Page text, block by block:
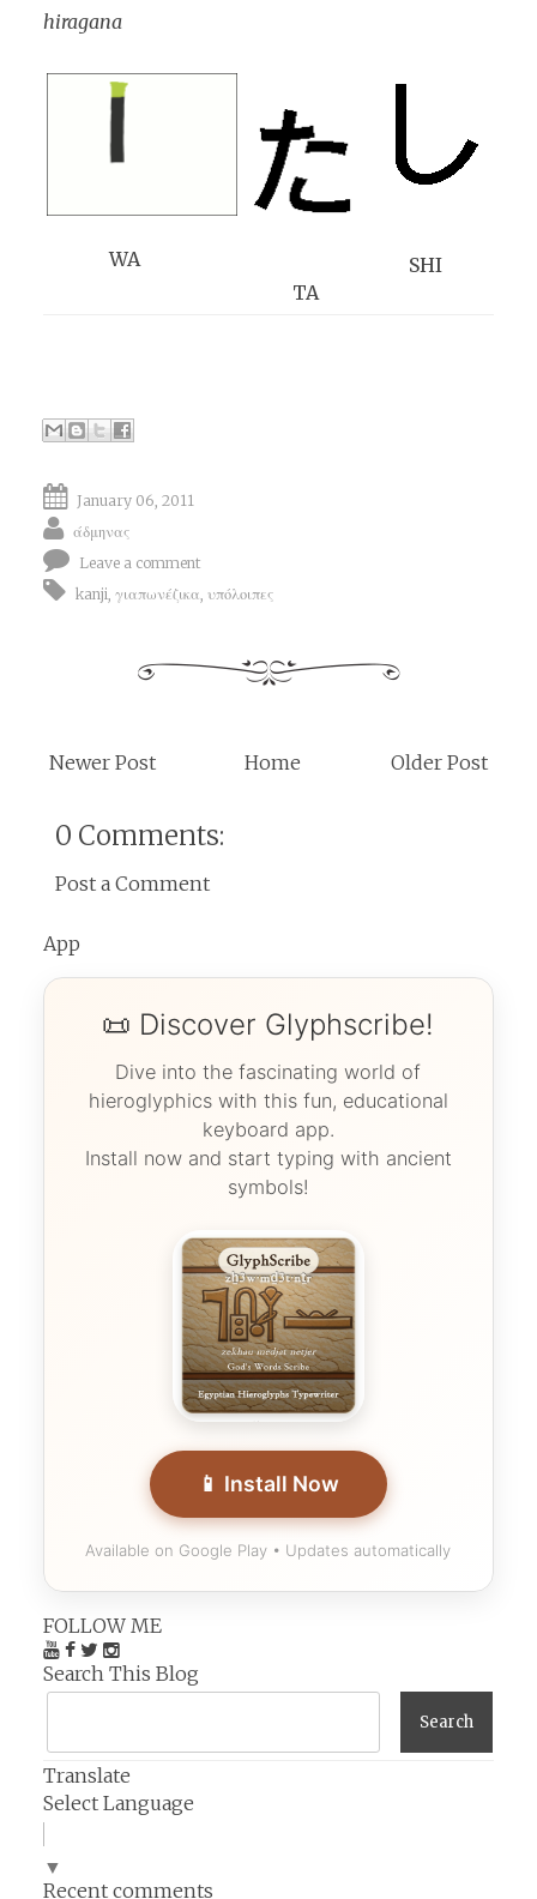
hiragana
WA
TA
SHI
January 06, 2011
άδμηνας
Leave a comment
kanji γιαπωνέζικα υπόλοιπες
Newer Post Older Post
Home
0 Comments:
Post a Comment
App
📜 Discover Glyphscribe!
Dive into the fascinating world of
hieroglyphics with this fun, educational
keyboard app.
Install now and start typing with ancient
symbols!
📱 Install Now
Available on Google Play • Updates automatically
FOLLOW ME
Search This Blog
Translate
Select Language
▼
Recent comments